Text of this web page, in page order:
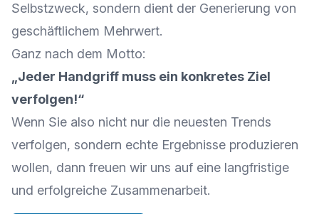
Selbstzweck, sondern dient der Generierung von
geschäftlichem Mehrwert.
Ganz nach dem Motto:
„Jeder Handgriff muss ein konkretes Ziel
verfolgen!“
Wenn Sie also nicht nur die neuesten Trends
verfolgen, sondern echte Ergebnisse produzieren
wollen, dann freuen wir uns auf eine langfristige
und erfolgreiche Zusammenarbeit.